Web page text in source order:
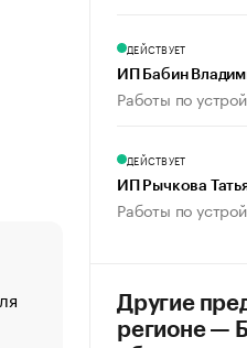
«От спорта тело
создавшей GTA
ДЕЙСТВУЕТ
ИП Бабин
Работы по
ДЕЙСТВУЕТ
ИП Рычкова
Работы по
Другие
регионе —